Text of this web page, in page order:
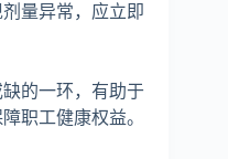
量异常，应立即
的一环，有助于
职工健康权益。